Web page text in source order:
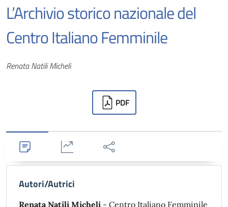
L’Archivio storico nazionale del
Centro Italiano Femminile
Autori
Renata Natili Micheli
PDF
Dettagli Statistiche Condividi
Autori/Autrici
Renata Natili Micheli - Centro Italiano Femminile